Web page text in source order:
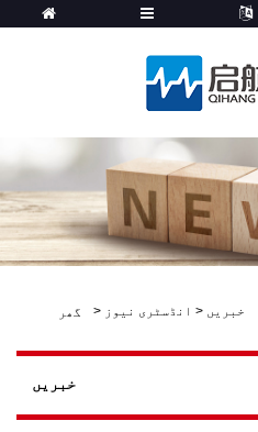
گھر > خبریں > انڈسٹری نیوز
خبریں